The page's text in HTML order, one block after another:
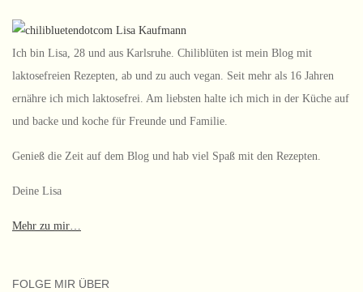
Ich bin Lisa, 28 und aus Karlsruhe. Chiliblüten ist mein Blog mit
laktosefreien Rezepten, ab und zu auch vegan. Seit mehr als 16 Jahren
ernähre ich mich laktosefrei. Am liebsten halte ich mich in der Küche auf
und backe und koche für Freunde und Familie.
Genieß die Zeit auf dem Blog und hab viel Spaß mit den Rezepten.
Deine Lisa
Mehr zu mir…
FOLGE MIR ÜBER